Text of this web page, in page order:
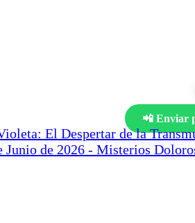
📲 Enviar
El Despertar de la
Junio de 2026 - Misterios